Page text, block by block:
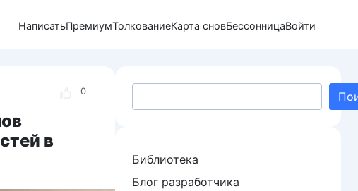
НаписатьПремиумТолкованиеКарта сновБессонницаВойти
0
в
Библиотека
Блог разработчика